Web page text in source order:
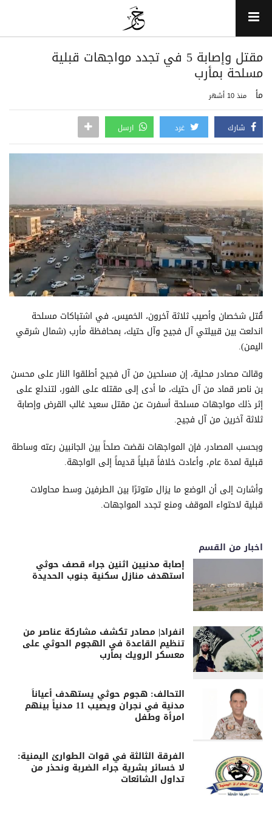
مقتل وإصابة 5 في تجدد مواجهات قبلية
مسلحة بمأرب
مأ منذ 10 أشهر
شارك غرد ارسل
قُتل شخصان وأصيب ثلاثة آخرون، الخميس، في اشتباكات مسلحة
اندلعت بين قبيلتي آل فجيح وآل حتيك، بمحافظة مأرب (شمال شرقي
اليمن).
وقالت مصادر محلية، إن مسلحين من آل فجيح أطلقوا النار على محسن
بن ناصر قماد من آل حتيك، ما أدى إلى مقتله على الفور، لتندلع على
إثر ذلك مواجهات مسلحة أسفرت عن مقتل سعيد غالب القرض وإصابة
ثلاثة آخرين من آل فجيح.
وبحسب المصادر، فإن المواجهات نقضت صلحاً بين الجانبين رعته وساطة
قبلية لمدة عام، وأعادت خلافاً قبلياً قديماً إلى الواجهة.
وأشارت إلى أن الوضع ما يزال متوترًا بين الطرفين وسط محاولات
قبلية لاحتواء الموقف ومنع تجدد المواجهات.
اخبار من القسم
إصابة مدنيين اثنين جراء قصف حوثي
استهدف منازل سكنية جنوب الحديدة
انفراد| مصادر تكشف مشاركة عناصر من
تنظيم القاعدة في الهجوم الحوثي على
معسكر الرويك بمأرب
التحالف: هجوم حوثي يستهدف أعياناً
مدنية في نجران ويصيب 11 مدنياً بينهم
امرأة وطفل
الفرقة الثالثة في قوات الطوارئ اليمنية:
لا خسائر بشرية جراء الضربة ونحذر من
تداول الشائعات